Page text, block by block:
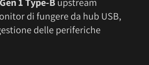
di fungere da hub USB,
delle periferiche